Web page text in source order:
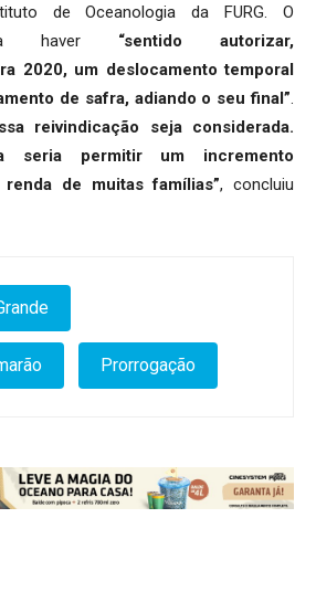
de Oceanologia da FURG. O
haver “sentido autorizar,
2020, um deslocamento temporal
de safra, adiando o seu final”.
reivindicação seja considerada.
seria permitir um incremento
de muitas famílias”, concluiu
Prorrogação